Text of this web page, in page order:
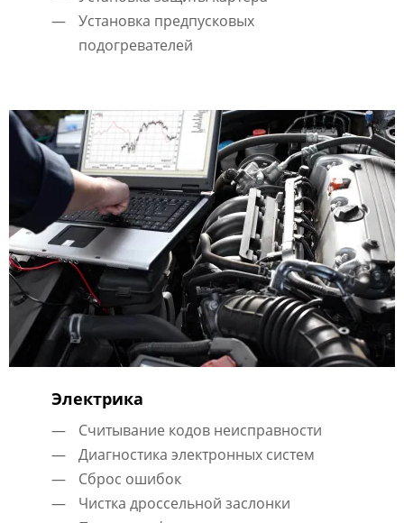
Установка предпусковых
подогревателей
Электрика
Считывание кодов неисправности
Диагностика электронных систем
Сброс ошибок
Чистка дроссельной заслонки